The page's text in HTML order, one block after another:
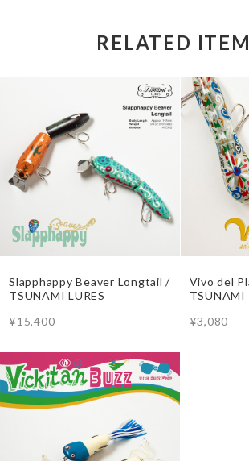
RELATED
Slapphappy Beaver Longtail /
TSUNAMI LURES
¥15,400
Vivo del
TSUNAMI
¥3,080